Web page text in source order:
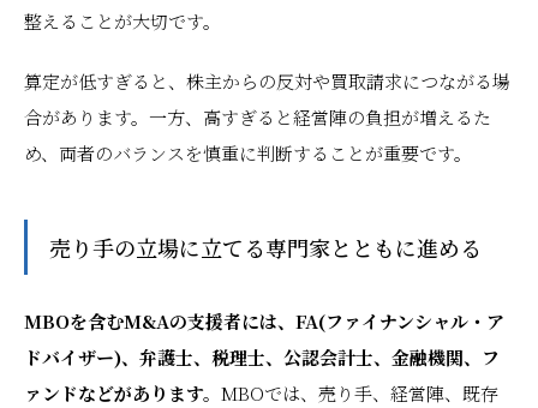
整えることが大切です。
算定が低すぎると、株主からの反対や買取請求につながる場
合があります。一方、高すぎると経営陣の負担が増えるた
め、両者のバランスを慎重に判断することが重要です。
売り手の立場に立てる専門家とともに進める
MBOを含むM&Aの支援者には、FA(ファイナンシャル・ア
ドバイザー)、弁護士、税理士、公認会計士、金融機関、フ
ァンドなどがあります。 MBOでは、売り手、経営陣、既存